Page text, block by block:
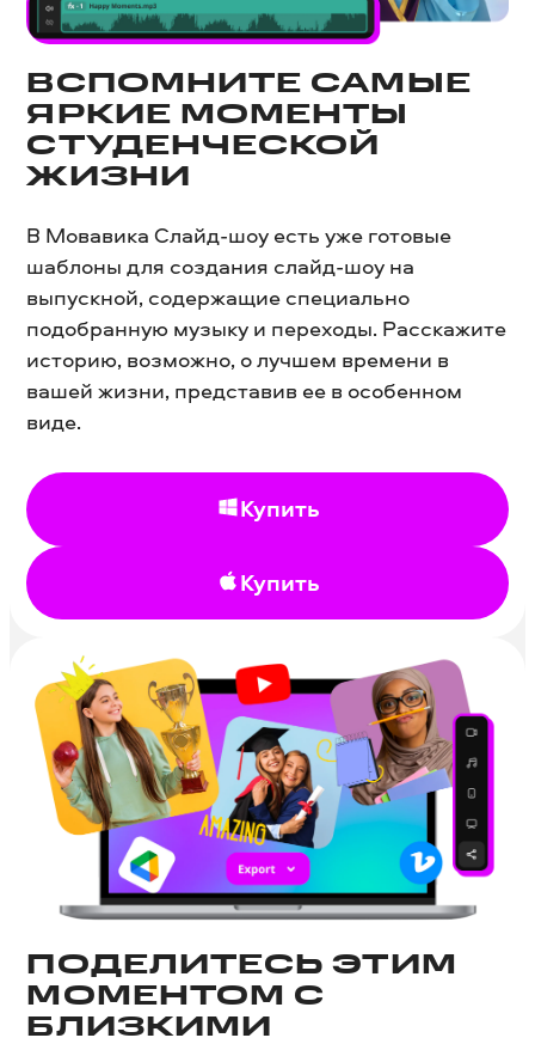
ВСПОМНИТЕ САМЫЕ
ЯРКИЕ МОМЕНТЫ
СТУДЕНЧЕСКОЙ
ЖИЗНИ
В Мовавика Слайд-шоу есть уже готовые
шаблоны для создания слайд-шоу на
выпускной, содержащие специально
подобранную музыку и переходы. Расскажите
историю, возможно, о лучшем времени в
вашей жизни, представив ее в особенном
виде.
Купить
Купить
ПОДЕЛИТЕСЬ ЭТИМ
МОМЕНТОМ С
БЛИЗКИМИ